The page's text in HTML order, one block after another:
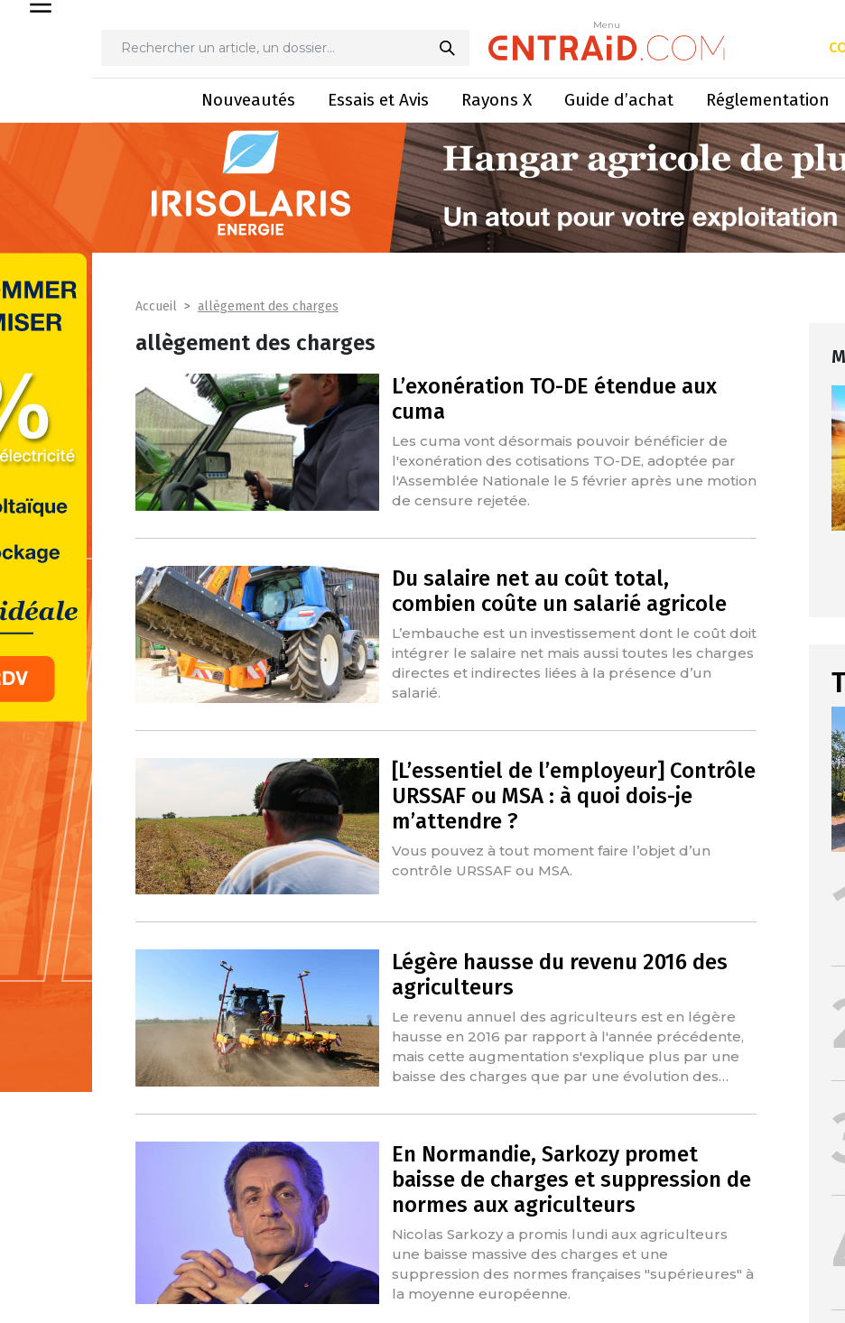
Menu
Nouveautés Essais et Avis Rayons X Guide d’achat Réglementation
Accueil allègement des charges
allègement des charges
L’exonération TO-DE étendue aux
cuma
Les cuma vont désormais pouvoir bénéficier de
l'exonération des cotisations TO-DE, adoptée par
l'Assemblée Nationale le 5 février après une motion
de censure rejetée.
Du salaire net au coût total,
combien coûte un salarié agricole
L’embauche est un investissement dont le coût doit
intégrer le salaire net mais aussi toutes les charges
directes et indirectes liées à la présence d’un
salarié.
[L’essentiel de l’employeur] Contrôle
URSSAF ou MSA : à quoi dois-je
m’attendre ?
Vous pouvez à tout moment faire l’objet d’un
contrôle URSSAF ou MSA.
Légère hausse du revenu 2016 des
agriculteurs
Le revenu annuel des agriculteurs est en légère
hausse en 2016 par rapport à l'année précédente,
mais cette augmentation s'explique plus par une
baisse des charges que par une évolution des…
En Normandie, Sarkozy promet
baisse de charges et suppression de
normes aux agriculteurs
Nicolas Sarkozy a promis lundi aux agriculteurs
une baisse massive des charges et une
suppression des normes françaises "supérieures" à
la moyenne européenne.